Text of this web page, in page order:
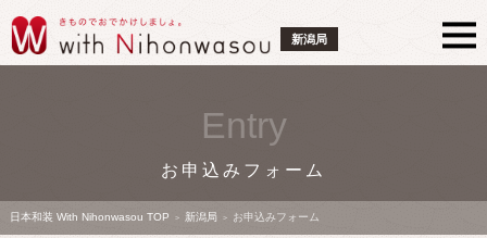
新潟局
Entry
お申込みフォーム
日本和装 With Nihonwasou TOP > 新潟局 > お申込みフォーム